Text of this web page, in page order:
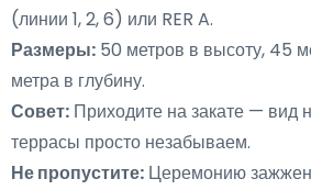
(линии 1, 2, 6) или RER A.
Размеры: 50 метров в высоту, 45
метра в глубину.
Совет: Приходите на закате — вид
террасы просто незабываем.
Не пропустите: Церемонию